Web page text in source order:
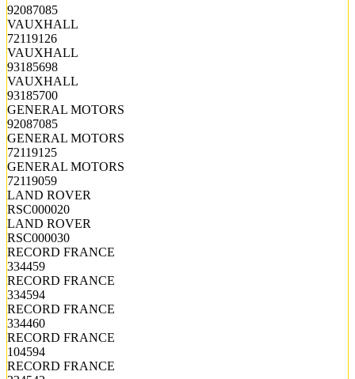
92087085
VAUXHALL
72119126
VAUXHALL
93185698
VAUXHALL
93185700
GENERAL MOTORS
92087085
GENERAL MOTORS
72119125
GENERAL MOTORS
72119059
LAND ROVER
RSC000020
LAND ROVER
RSC000030
RECORD FRANCE
334459
RECORD FRANCE
334594
RECORD FRANCE
334460
RECORD FRANCE
104594
RECORD FRANCE